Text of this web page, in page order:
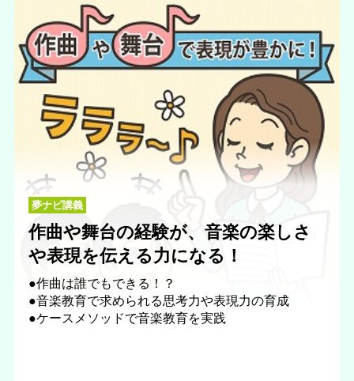
夢ナビ講義
作曲や舞台の経験が、音楽の楽しさ
や表現を伝える力になる！
●作曲は誰でもできる！？
●音楽教育で求められる思考力や表現力の育成
●ケースメソッドで音楽教育を実践